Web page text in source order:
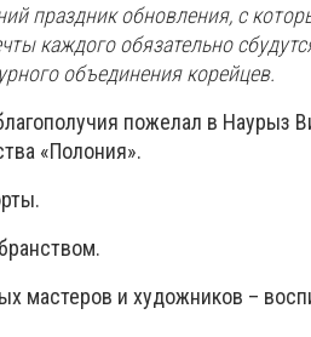
праздник обновления, с
каждого обязательно
объединения корейцев.
пожелал в Наурыз
«Полония».
мастеров и художников –